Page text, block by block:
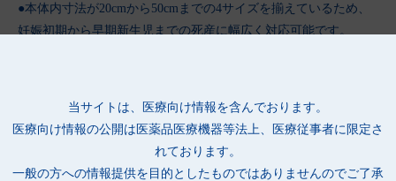
当サイトは、医療向け情報を含んでおります。
医療向け情報の公開は 医薬品医療機器等法上、医療従事者に限定さ
れております。
一般の方への情報提供を目的としたものではありませんのでご了承
●本体内寸法が20cmから50cmまでの4サイズを揃えているため、
妊娠初期から早期新生児までの死産に幅広く対応可能です。